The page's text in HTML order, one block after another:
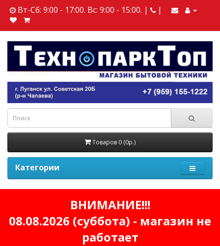
Вт-Сб: 9:00 - 17:00. Вс: 9:00 - 15:00. | |
Товаров 0 (0р.)
Категории
ВНИМАНИЕ!!!
08.08.2026 (суббота) - магазин не
работает